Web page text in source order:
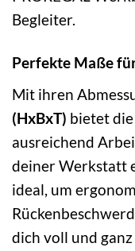
Begleiter.
Perfekte Maße
Mit ihren
(HxBxT) bietet
ausreichend
deiner Werkstatt
ideal, um
dich voll und